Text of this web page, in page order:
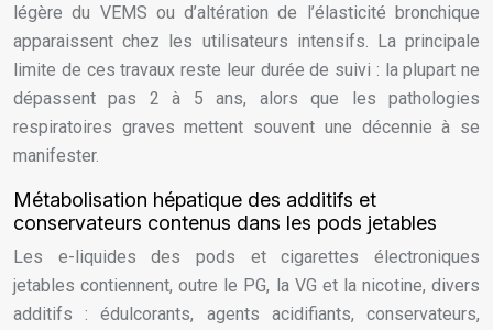
légère du VEMS ou d’altération de l’élasticité bronchique
apparaissent chez les utilisateurs intensifs. La principale
limite de ces travaux reste leur durée de suivi : la plupart ne
dépassent pas 2 à 5 ans, alors que les pathologies
respiratoires graves mettent souvent une décennie à se
manifester.
Métabolisation hépatique des additifs et
conservateurs contenus dans les pods jetables
Les e-liquides des pods et cigarettes électroniques
jetables contiennent, outre le PG, la VG et la nicotine, divers
additifs : édulcorants, agents acidifiants, conservateurs,